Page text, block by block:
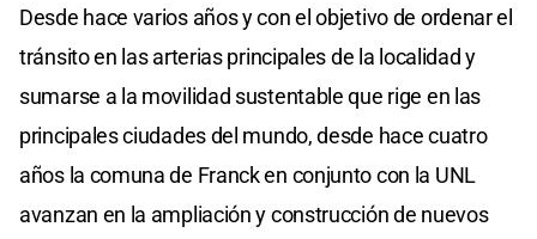
Desde hace varios años y con el objetivo de ordenar el
tránsito en las arterias principales de la localidad y
sumarse a la movilidad sustentable que rige en las
principales ciudades del mundo, desde hace cuatro
años la comuna de Franck en conjunto con la UNL
avanzan en la ampliación y construcción de nuevos